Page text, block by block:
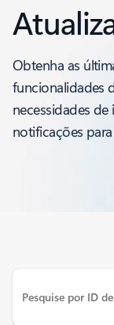
Obtenha as
funcionalidades
necessidades
notificações